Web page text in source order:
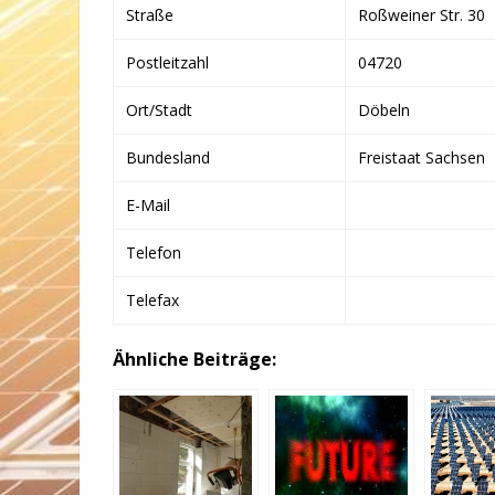
Straße Roßweiner Str. 30
Postleitzahl 04720
Ort/Stadt Döbeln
Bundesland Freistaat Sachsen
E-Mail
Telefon
Telefax
Ähnliche Beiträge: